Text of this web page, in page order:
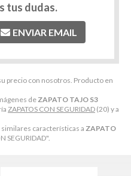
precio con nosotros. Producto en
deZAPATO TAJO S3
ZAPATOS CON SEGURIDAD (20) y a
características a ZAPATO
SEGURIDAD".
tus dudas.
ENVIAR EMAIL